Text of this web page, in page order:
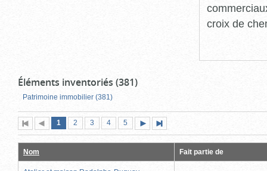
croix de
Éléments inventoriés (381)
Patrimoine immobilier (381)
Première
page
Page
précédente
Page
1 (page
actuelle)
Page
2 Page
3 Page
4 Page
5
suivante
page
Nom Fait partie de